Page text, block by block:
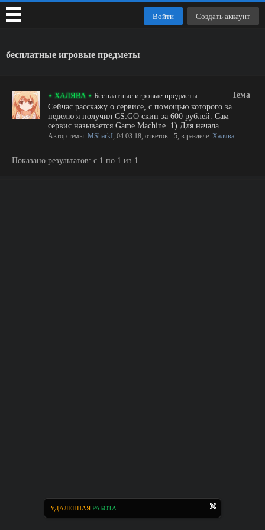
УДАЛЕННАЯ РАБОТА
бесплатные игровые предметы
Тема
⋆ ХАЛЯВА ⋆ Бесплатные игровые предметы
Сейчас расскажу о сервисе, с помощью которого за
неделю я получил CS:GO скин за 600 рублей. Сам
сервис называется Game Machine. 1) Для начала...
Автор темы: MSharkI, 04.03.18, ответов - 5, в разделе: Халява
Показано результатов: с 1 по 1 из 1.
Войти Создать аккаунт